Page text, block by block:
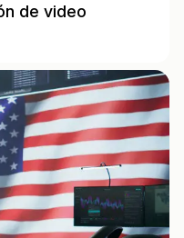
de video